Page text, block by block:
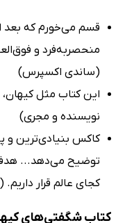
قسم می‌خورم که بعد
منحصربه‌فرد و
(ساندی اکسپرس)
این کتاب مثل
نویسنده و مجری)
کاکس بنیادی‌ترین و
توضیح می‌دهد... هدف
کجای عالم قرار
کتاب شگفتی‌های